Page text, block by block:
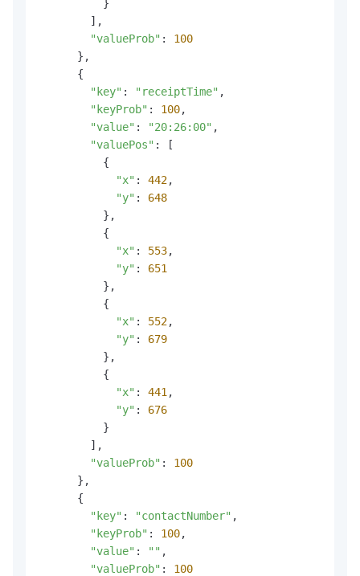
          }
        ],
"valueProb" : 100
      },
      {
"key" : "receiptTime" ,
"keyProb" : 100,
"value" : "20:26:00" ,
"valuePos" : [
          {
"x" : 442,
"y" : 648
          },
          {
"x" : 553,
"y" : 651
          },
          {
"x" : 552,
"y" : 679
          },
          {
"x" : 441 ,
"y" : 676
          }
        ],
"valueProb" : 100
      },
      {
"key" : "contactNumber" ,
"keyProb" : 100,
"value" : "" ,
"valueProb" : 100